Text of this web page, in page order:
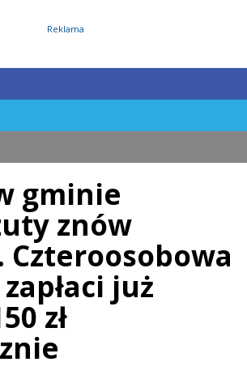
Reklama
gminie
znów
Czteroosobowa
już
zł